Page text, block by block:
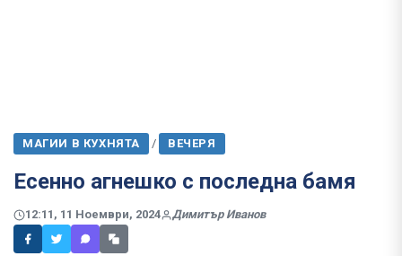
МАГИИ В КУХНЯТА / ВЕЧЕРЯ
Есенно агнешко с последна бамя
12:11, 11 Ноември, 2024 Димитър Иванов